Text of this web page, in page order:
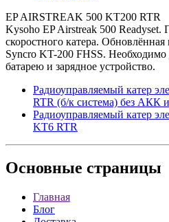
EP AIRSTREAK 500 KT200 RTR
Kysoho EP Airstreak 500 Readyset.
скоростного катера. Обновлённая
Syncro KT-200 FHSS.
батарею и зарядное устройство.
Радиоуправляемый катер
RTR (б/к система) без АКК
Радиоуправляемый катер
KT6 RTR
Основные страницы
Главная
Блог